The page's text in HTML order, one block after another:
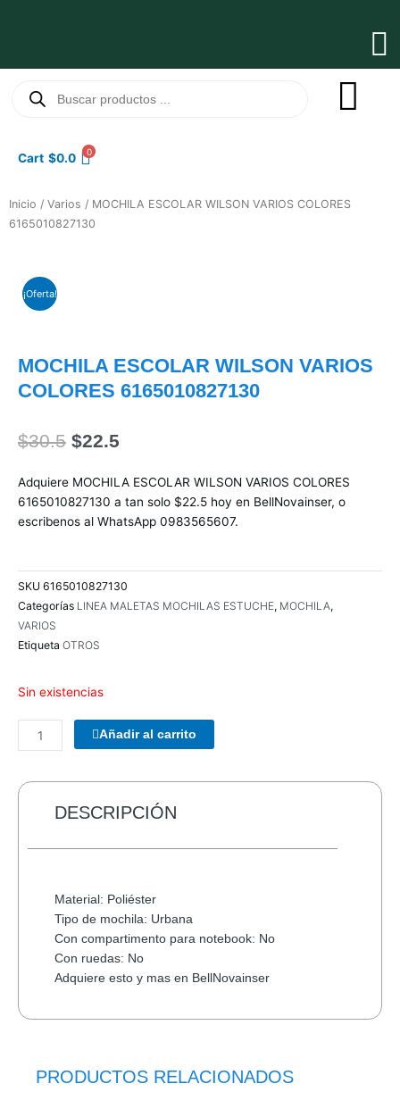
productos
Cart $0.0 0
Inicio / Varios / MOCHILA ESCOLAR WILSON VARIOS COLORES
6165010827130
¡Oferta!
MOCHILA ESCOLAR WILSON VARIOS
COLORES 6165010827130
$30.5 El
original
era:
$30.5.
$22.5
actual
es:
$22.5.
Adquiere MOCHILA ESCOLAR WILSON VARIOS COLORES
6165010827130 a tan solo $22.5 hoy en BellNovainser, o
escribenos al WhatsApp 0983565607.
SKU 6165010827130
Categorías LINEA MALETAS MOCHILAS ESTUCHE, MOCHILA,
VARIOS
Etiqueta OTROS
Sin existencias
COMBO
TECLADO/MOUSE
178990
INALAMBRICO
Añadir al carrito
DESCRIPCIÓN
Material: Poliéster
Tipo de mochila: Urbana
Con compartimento para notebook: No
Con ruedas: No
Adquiere esto y mas en BellNovainser
PRODUCTOS RELACIONADOS